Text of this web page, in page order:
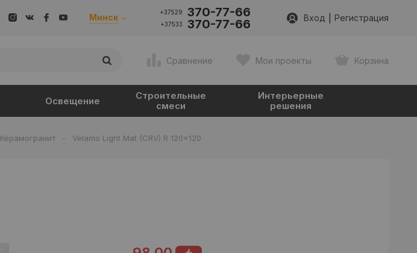
Минск +37529 370-77-66
+37533 370-77-66 Вход Регистрация
Сравнение Мои проекты Корзина
Освещение
Строительные
смеси
Интерьерные
решения
Керамогранит - Velamo Light Mat (CRV) R 120x120